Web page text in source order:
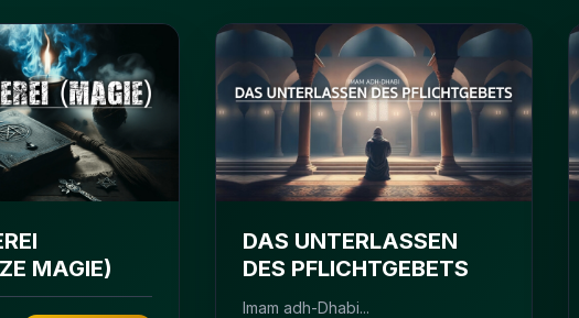
MAGIE)
DAS UNTERLASSEN
DES PFLICHTGEBETS
Imam adh-Dhabi...